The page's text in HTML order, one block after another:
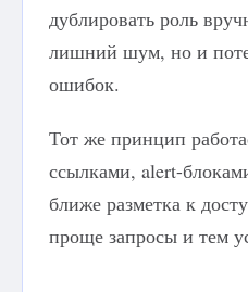
дублировать роль
лишний шум, но и
ошибок.
Тот же принцип
ссылками, alert-
ближе разметка к
проще запросы и тем